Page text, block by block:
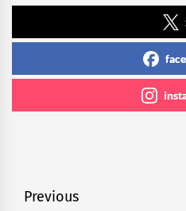
Navegación
Previous